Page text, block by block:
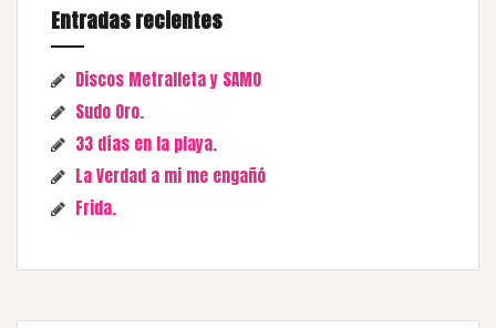
Entradas recientes
Discos Metralleta y SAMO
Sudo Oro.
33 días en la playa.
La Verdad a mi me engañó
Frida.